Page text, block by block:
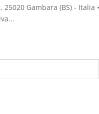
Gambara (BS) - Italia